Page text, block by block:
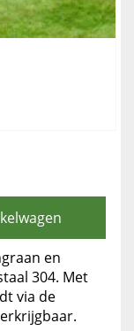
en
304. Met
via de